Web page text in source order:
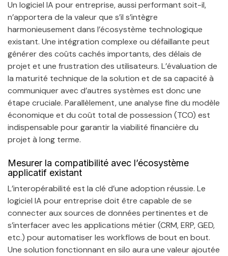
Un logiciel IA pour entreprise, aussi performant soit-il,
n’apportera de la valeur que s’il s’intègre
harmonieusement dans l’écosystème technologique
existant. Une intégration complexe ou défaillante peut
générer des coûts cachés importants, des délais de
projet et une frustration des utilisateurs. L’évaluation de
la maturité technique de la solution et de sa capacité à
communiquer avec d’autres systèmes est donc une
étape cruciale. Parallèlement, une analyse fine du modèle
économique et du coût total de possession (TCO) est
indispensable pour garantir la viabilité financière du
projet à long terme.
Mesurer la compatibilité avec l’écosystème
applicatif existant
L’interopérabilité est la clé d’une adoption réussie. Le
logiciel IA pour entreprise doit être capable de se
connecter aux sources de données pertinentes et de
s’interfacer avec les applications métier (CRM, ERP, GED,
etc.) pour automatiser les workflows de bout en bout.
Une solution fonctionnant en silo aura une valeur ajoutée